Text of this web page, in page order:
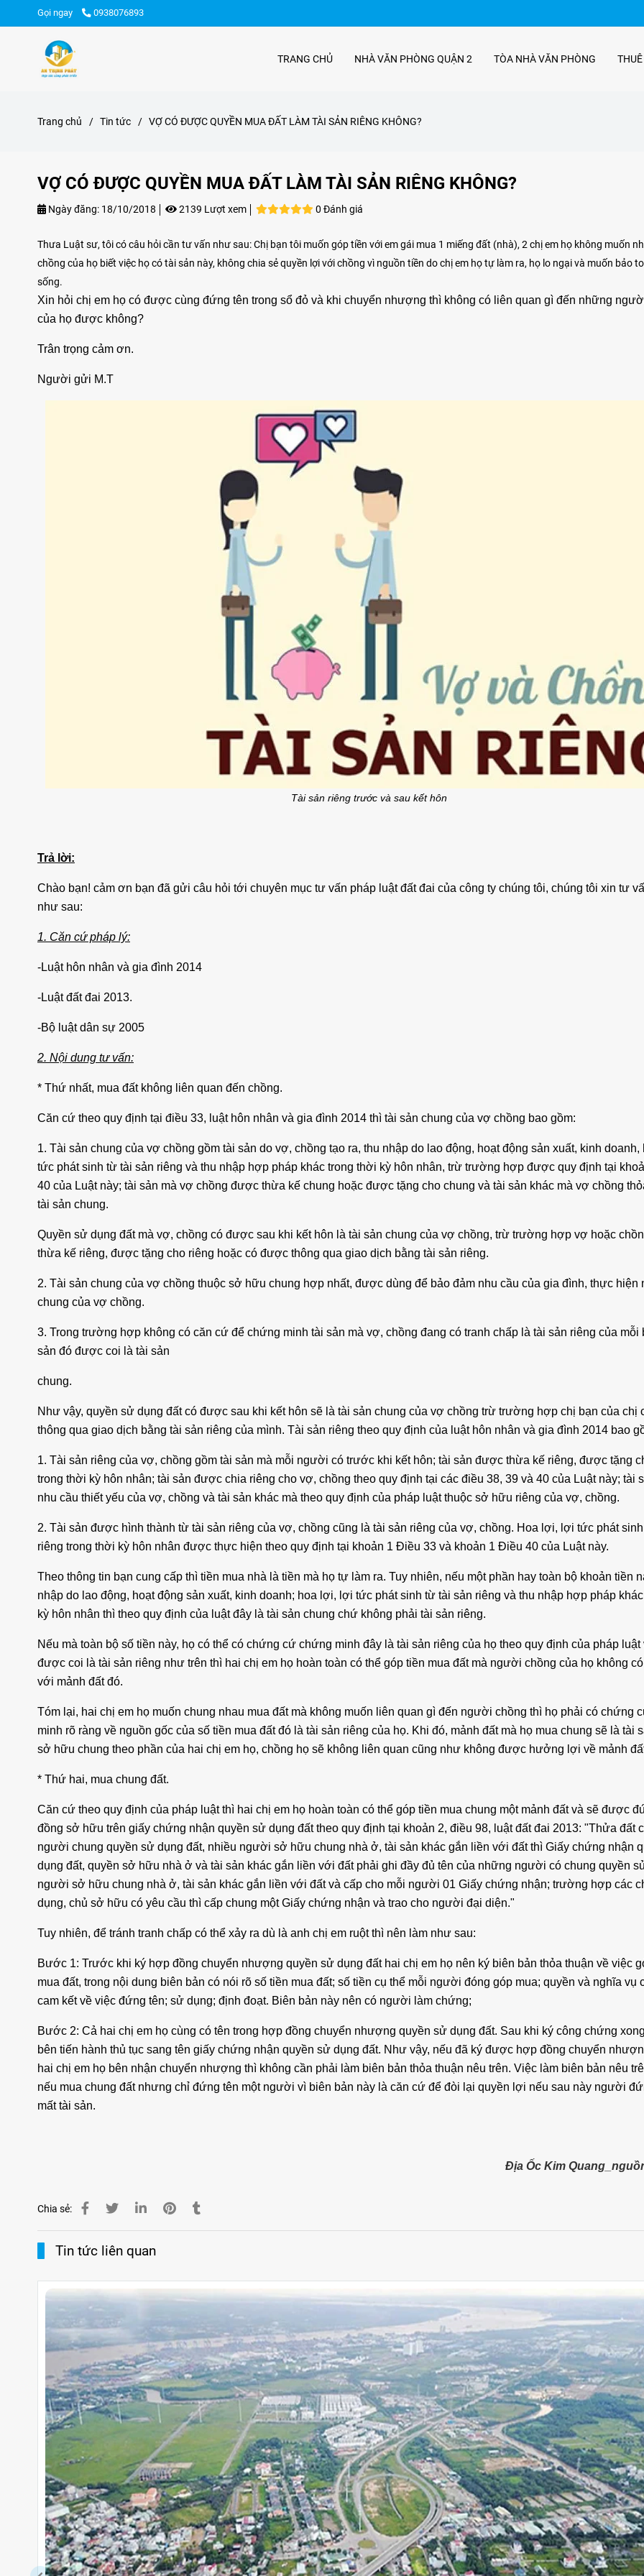
Gọi ngay 0938076893
TRANG CHỦ NHÀ VĂN PHÒNG QUẬN 2 TÒA NHÀ VĂN PHÒNG
Trang chủ / Tin tức / VỢ CÓ ĐƯỢC QUYỀN MUA ĐẤT LÀM TÀI SẢN RIÊNG KHÔNG?
VỢ CÓ ĐƯỢC QUYỀN MUA ĐẤT LÀM TÀI SẢN RIÊNG KHÔNG?
Ngày đăng: 18/10/2018 2139 Lượt xem 0 Đánh giá
Thưa Luật sư, tôi có câu hỏi cần tư vấn như sau: Chị bạn tôi muốn góp tiền với em gái mua 1 miếng đất (nhà), 2 chị em họ không muốn
chồng của họ biết việc họ có tài sản này, không chia sẻ quyền lợi với chồng vì nguồn tiền do chị em họ tự làm ra, họ lo ngại và muốn bảo
sống.
Xin hỏi chị em họ có được cùng đứng tên trong sổ đỏ và khi chuyển nhượng thì không có liên quan gì đến những
của họ được không?
Trân trọng cảm ơn.
Người gửi M.T
Tài sản riêng trước và sau kết hôn
Trả lời:
Chào bạn! cảm ơn bạn đã gửi câu hỏi tới chuyên mục tư vấn pháp luật đất đai của công ty chúng tôi, chúng tôi xin tư
như sau:
1. Căn cứ pháp lý:
-Luật hôn nhân và gia đình 2014
-Luật đất đai 2013.
-Bộ luật dân sự 2005
2. Nội dung tư vấn:
* Thứ nhất, mua đất không liên quan đến chồng.
Căn cứ theo quy định tại điều 33, luật hôn nhân và gia đình 2014 thì tài sản chung của vợ chồng bao gồm:
1. Tài sản chung của vợ chồng gồm tài sản do vợ, chồng tạo ra, thu nhập do lao động, hoạt động sản xuất, kinh
tức phát sinh từ tài sản riêng và thu nhập hợp pháp khác trong thời kỳ hôn nhân, trừ trường hợp được quy định tại
40 của Luật này; tài sản mà vợ chồng được thừa kế chung hoặc được tặng cho chung và tài sản khác mà vợ chồng
tài sản chung.
Quyền sử dụng đất mà vợ, chồng có được sau khi kết hôn là tài sản chung của vợ chồng, trừ trường hợp vợ hoặc
thừa kế riêng, được tặng cho riêng hoặc có được thông qua giao dịch bằng tài sản riêng.
2. Tài sản chung của vợ chồng thuộc sở hữu chung hợp nhất, được dùng để bảo đảm nhu cầu của gia đình, thực hiện
chung của vợ chồng.
3. Trong trường hợp không có căn cứ để chứng minh tài sản mà vợ, chồng đang có tranh chấp là tài sản riêng của mỗi
sản đó được coi là tài sản
chung.
Như vậy, quyền sử dụng đất có được sau khi kết hôn sẽ là tài sản chung của vợ chồng trừ trường hợp chị bạn của chị
thông qua giao dịch bằng tài sản riêng của mình. Tài sản riêng theo quy định của luật hôn nhân và gia đình 2014 bao
1. Tài sản riêng của vợ, chồng gồm tài sản mà mỗi người có trước khi kết hôn; tài sản được thừa kế riêng, được tặng
trong thời kỳ hôn nhân; tài sản được chia riêng cho vợ, chồng theo quy định tại các điều 38, 39 và 40 của Luật này; tài
nhu cầu thiết yếu của vợ, chồng và tài sản khác mà theo quy định của pháp luật thuộc sở hữu riêng của vợ, chồng.
2. Tài sản được hình thành từ tài sản riêng của vợ, chồng cũng là tài sản riêng của vợ, chồng. Hoa lợi, lợi tức phát
riêng trong thời kỳ hôn nhân được thực hiện theo quy định tại khoản 1 Điều 33 và khoản 1 Điều 40 của Luật này.
Theo thông tin bạn cung cấp thì tiền mua nhà là tiền mà họ tự làm ra. Tuy nhiên, nếu một phần hay toàn bộ khoản tiền
nhập do lao động, hoạt động sản xuất, kinh doanh; hoa lợi, lợi tức phát sinh từ tài sản riêng và thu nhập hợp pháp
kỳ hôn nhân thì theo quy định của luật đây là tài sản chung chứ không phải tài sản riêng.
Nếu mà toàn bộ số tiền này, họ có thể có chứng cứ chứng minh đây là tài sản riêng của họ theo quy định của pháp luật
được coi là tài sản riêng như trên thì hai chị em họ hoàn toàn có thể góp tiền mua đất mà người chồng của họ không
với mảnh đất đó.
Tóm lại, hai chị em họ muốn chung nhau mua đất mà không muốn liên quan gì đến người chồng thì họ phải có chứng
minh rõ ràng về nguồn gốc của số tiền mua đất đó là tài sản riêng của họ. Khi đó, mảnh đất mà họ mua chung sẽ là tài
sở hữu chung theo phần của hai chị em họ, chồng họ sẽ không liên quan cũng như không được hưởng lợi về mảnh
* Thứ hai, mua chung đất.
Căn cứ theo quy định của pháp luật thì hai chị em họ hoàn toàn có thể góp tiền mua chung một mảnh đất và sẽ được
đồng sở hữu trên giấy chứng nhận quyền sử dụng đất theo quy định tại khoản 2, điều 98, luật đất đai 2013: "Thửa đất
người chung quyền sử dụng đất, nhiều người sở hữu chung nhà ở, tài sản khác gắn liền với đất thì Giấy chứng nhận
dụng đất, quyền sở hữu nhà ở và tài sản khác gắn liền với đất phải ghi đầy đủ tên của những người có chung quyền
người sở hữu chung nhà ở, tài sản khác gắn liền với đất và cấp cho mỗi người 01 Giấy chứng nhận; trường hợp các
dụng, chủ sở hữu có yêu cầu thì cấp chung một Giấy chứng nhận và trao cho người đại diện."
Tuy nhiên, để tránh tranh chấp có thể xảy ra dù là anh chị em ruột thì nên làm như sau:
Bước 1: Trước khi ký hợp đồng chuyển nhượng quyền sử dụng đất hai chị em họ nên ký biên bản thỏa thuận về việc
mua đất, trong nội dung biên bản có nói rõ số tiền mua đất; số tiền cụ thể mỗi người đóng góp mua; quyền và nghĩa vụ
cam kết về việc đứng tên; sử dụng; định đoạt. Biên bản này nên có người làm chứng;
Bước 2: Cả hai chị em họ cùng có tên trong hợp đồng chuyển nhượng quyền sử dụng đất. Sau khi ký công chứng
bên tiến hành thủ tục sang tên giấy chứng nhận quyền sử dụng đất. Như vậy, nếu đã ký được hợp đồng chuyển
hai chị em họ bên nhận chuyển nhượng thì không cần phải làm biên bản thỏa thuận nêu trên. Việc làm biên bản nêu
nếu mua chung đất nhưng chỉ đứng tên một người vì biên bản này là căn cứ để đòi lại quyền lợi nếu sau này người
mất tài sản.
Địa Ốc Kim
Chia sẻ:
Tin tức liên quan
Góc
Cho Thuê Nhà Quận 9 Căn Góc
180m2 Sàn Suốt Làm Văn Phòng
Cho thuê nhà quận 9 KDC Đông
Dương nhà mới dt 200m2 giá rẻ
Cho Thuê Nhà
Full Nội Thất